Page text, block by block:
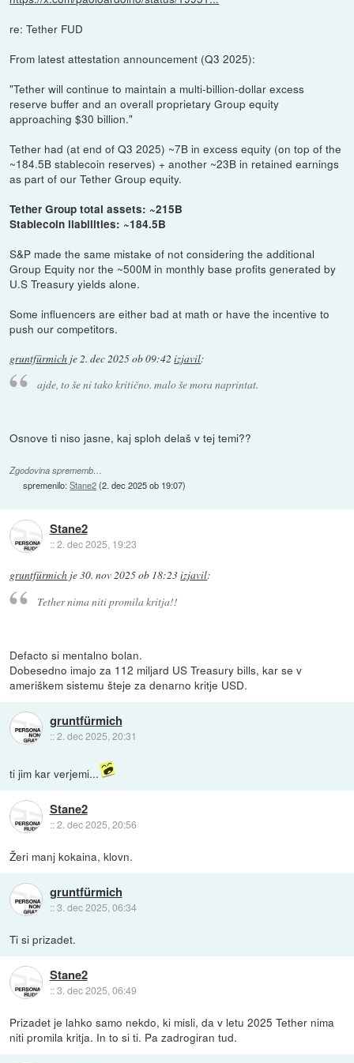
re: Tether FUD
From latest attestation announcement (Q3 2025):
"Tether will continue to maintain a multi-billion-dollar excess
reserve buffer and an overall proprietary Group equity
approaching $30 billion."
Tether had (at end of Q3 2025) ~7B in excess equity (on top of the
~184.5B stablecoin reserves) + another ~23B in retained earnings
as part of our Tether Group equity.
Tether Group total assets: ~215B
Stablecoin liabilities: ~184.5B
S&P made the same mistake of not considering the additional
Group Equity nor the ~500M in monthly base profits generated by
U.S Treasury yields alone.
Some influencers are either bad at math or have the incentive to
push our competitors.
gruntfürmich je2. dec 2025 ob 09:42 izjavil:
ajde, to še ni tako kritično. malo še mora naprintat.
Osnove ti niso jasne, kaj sploh delaš v tej temi??
Zgodovina sprememb…
spremenilo:Stane2(2. dec 2025 ob 19:07)
Stane2
::2. dec 2025, 19:23
gruntfürmich je30. nov 2025 ob 18:23izjavil:
Tether nima niti promila kritja!!
Defacto si mentalno bolan.
Dobesedno imajo za 112 miljard US Treasury bills, kar se v
ameriškem sistemu šteje za denarno kritje USD.
gruntfürmich
::2. dec 2025, 20:31
ti jim kar verjemi...
Stane2
::2. dec 2025, 20:56
Žeri manj kokaina, klovn.
gruntfürmich
::3. dec 2025, 06:34
Ti si prizadet.
Stane2
::3. dec 2025, 06:49
Prizadet je lahko samo nekdo, ki misli, da v letu 2025 Tether nima
niti promila kritja. In to si ti. Pa zadrogiran tud.